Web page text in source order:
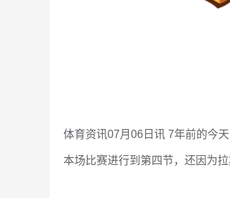
体育资讯07月06日讯 7年前的今
本场比赛进行到第四节，还因为